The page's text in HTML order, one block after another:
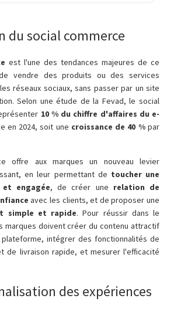
du social commerce
est l'une des tendances majeures de ce
vendre des produits ou des services
réseaux sociaux, sans passer par un site
Selon une étude de la Fevad, le social
10 % du chiffre d'affaires du e-
en 2024, soit une croissance de 40 %par
offre aux marques un nouveau levier
en leur permettant de toucher une
et engagée, de créer une relation de
avec les clients, et de proposer une
simple et rapide. Pour réussir dans le
marques doivent créer du contenu attractif
intégrer des fonctionnalités de
de livraison rapide, et mesurer l'efficacité
des expériences